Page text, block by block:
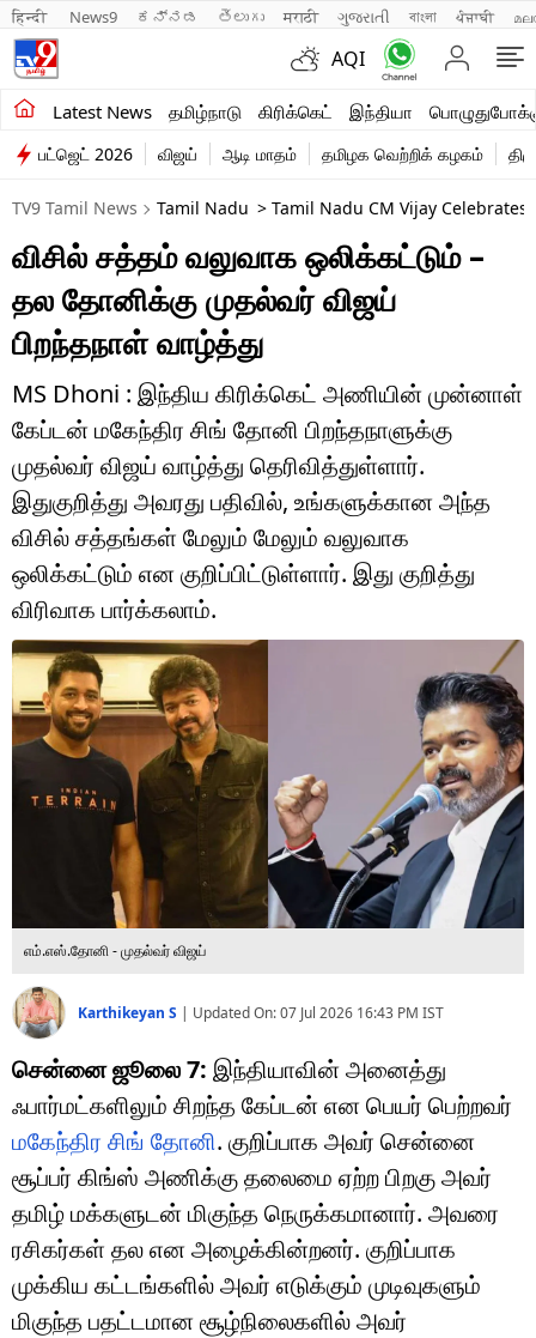
हिन्दी News9 ಕನ್ನಡ తెలుగు मराठी ગુજરાતી বাংলা ਪੰਜਾਬੀ
AQI
Latest News தமிழ்நாடு கிரிக்கெட் இந்தியா
சமீபத்திய செய்திகள்
தமிழ்நாடு
இந்தியா
உலகம்
விளையாட்டு
பொழுதுபோக்கு
லைஃப்ஸ்டைல்
வணிகம்
டெக்னாலஜி
ஆன்மீகம்
வைரல்
ஹெஃல்த்
ஷார்ட் வீடியோஸ்
வலை கதைகள்
போட்டோ கேலரி
பட்ஜெட் 2026 விஜய் ஆடி மாதம் தமிழக வெற்றிக் கழகம்
TV9 Tamil News Tamil Nadu > Tamil Nadu CM Vijay
விசில் சத்தம் வலுவாக ஒலிக்கட்டும் –
தல தோனிக்கு முதல்வர் விஜய்
பிறந்தநாள் வாழ்த்து
MS Dhoni : இந்திய கிரிக்கெட் அணியின் முன்னாள்
கேப்டன் மகேந்திர சிங் தோனி பிறந்தநாளுக்கு
முதல்வர் விஜய் வாழ்த்து தெரிவித்துள்ளார்.
இதுகுறித்து அவரது பதிவில், உங்களுக்கான அந்த
விசில் சத்தங்கள் மேலும் மேலும் வலுவாக
ஒலிக்கட்டும் என குறிப்பிட்டுள்ளார். இது குறித்து
விரிவாக பார்க்கலாம்.
எம்.எஸ்.தோனி - முதல்வர் விஜய்
Karthikeyan S | Updated On:07 Jul 2026 16:43 PM IST
சென்னை ஜூலை 7: இந்தியாவின் அனைத்து
ஃபார்மட்களிலும் சிறந்த கேப்டன் என பெயர் பெற்றவர்
மகேந்திர சிங் தோனி. குறிப்பாக அவர் சென்னை
சூப்பர் கிங்ஸ் அணிக்கு தலைமை ஏற்ற பிறகு அவர்
தமிழ் மக்களுடன் மிகுந்த நெருக்கமானார். அவரை
ரசிகர்கள் தல என அழைக்கின்றனர். குறிப்பாக
முக்கிய கட்டங்களில் அவர் எடுக்கும் முடிவுகளும்
மிகுந்த பதட்டமான சூழ்நிலைகளில் அவர்